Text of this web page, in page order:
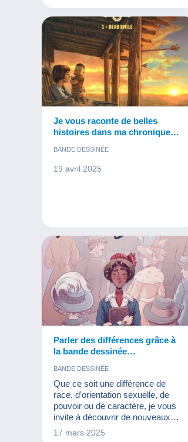
Je vous raconte de belles
histoires dans ma chronique
BANDE DESSINÉE
19 avril 2025
Parler des différences grâce à
la bande dessinée…
BANDE DESSINÉE
Que ce soit une différence de
race, d'orientation sexuelle, de
pouvoir ou de caractère, je vous
invite à découvrir de nouveaux
héros avec leurs différences !
17 mars 2025